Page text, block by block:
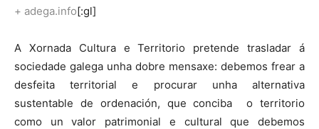
+ adega.info[:gl]
A Xornada Cultura e Territorio pretende trasladar á
sociedade galega unha dobre mensaxe: debemos frear a
desfeita territorial e procurar unha alternativa
sustentable de ordenación, que conciba o territorio
como un valor patrimonial e cultural que debemos